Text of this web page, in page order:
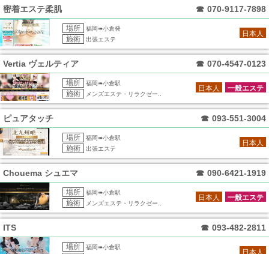
密着エステ柔肌 ☎ 070-9117-7898
場所 福岡➠小倉発
施術 出張エステ
日本人
Vertia ヴェルティア ☎ 070-4547-0123
場所 福岡➠小倉駅
施術 メンズエステ・リラクゼー..
一般エステ
日本人
ピュアタッチ ☎ 093-551-3004
場所 福岡➠小倉駅
施術 出張エステ
日本人
Chouema シュエマ ☎ 090-6421-1919
場所 福岡➠小倉駅
施術 メンズエステ・リラクゼー..
一般エステ
日本人
ITS ☎ 093-482-2811
場所 福岡➠小倉駅
日本人